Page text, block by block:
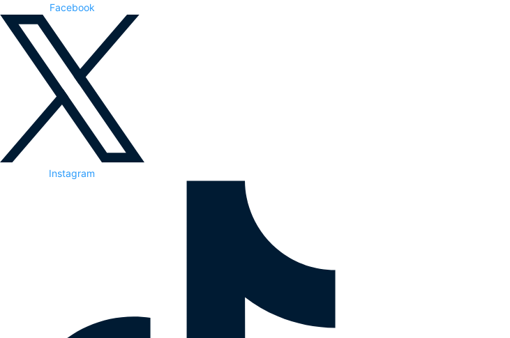
Facebook
Instagram